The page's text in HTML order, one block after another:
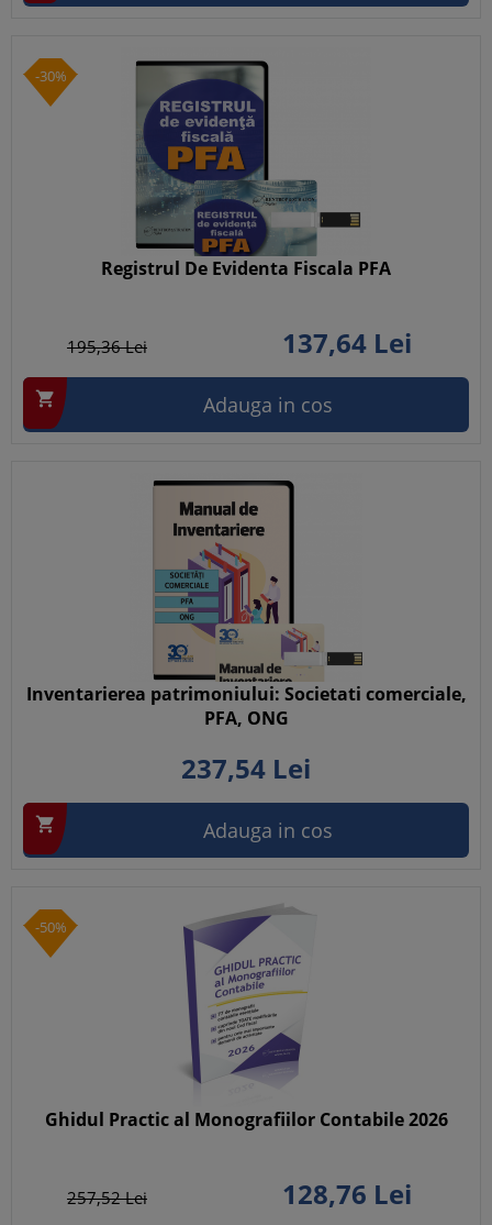
-30%
Registrul De Evidenta Fiscala PFA
195,36Lei 137,64Lei
 Adauga in cos
Inventarierea patrimoniului: Societati comerciale,
PFA, ONG
237,54 Lei
 Adauga in cos
-50%
Ghidul Practic al Monografiilor Contabile 2026
257,52Lei 128,76 Lei